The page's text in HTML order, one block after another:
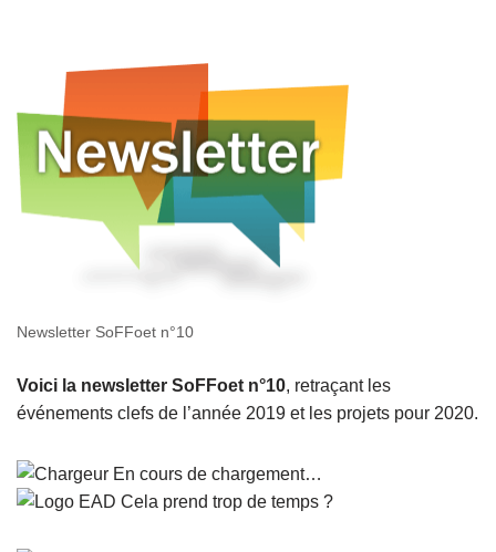
Newsletter SoFFoet n°10
Voici la newsletter SoFFoet n°10, retraçant les
événements clefs de l’année 2019 et les projets pour 2020.
En cours de chargement…
Cela prend trop de temps ?